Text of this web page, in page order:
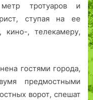
тротуаров и
ступая на ее
кино-, телекамеру,
гостями города,
предмостными
ворот, спешат